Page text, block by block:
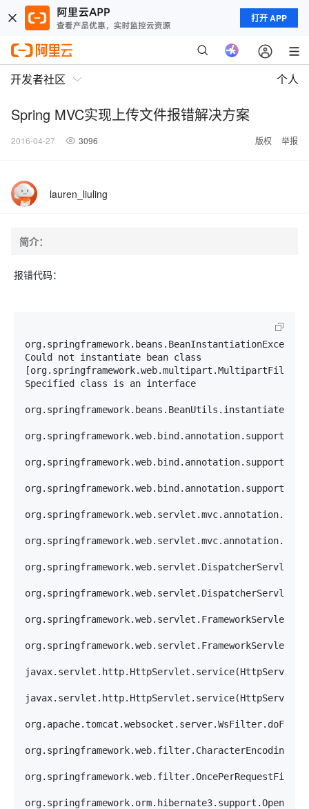
打开 APP
开发者社区 个人
Spring MVC实现上传文件报错解决方案
2016-04-27 3096 版权 举报
lauren_liuling
简介：
报错代码：
Could not instantiate bean class
[org.springframework.web.multipart.MultipartFile]:
Specified class is an interface